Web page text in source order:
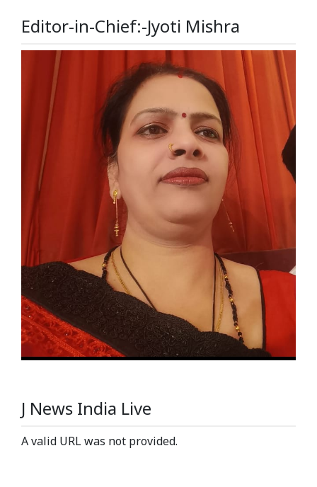
Editor-in-Chief:-Jyoti Mishra
J News India Live
A valid URL was not provided.